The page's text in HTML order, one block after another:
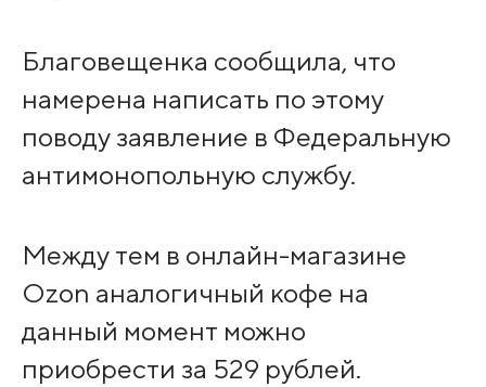
Благовещенка сообщила, что
намерена написать по этому
поводу заявление в Федеральную
антимонопольную службу.
Между тем в онлайн-магазине
Ozon аналогичный кофе на
данный момент можно
приобрести за 529 рублей.